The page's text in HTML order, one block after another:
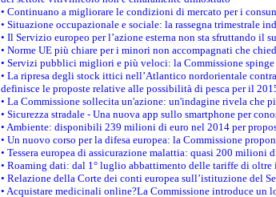
• Continuano a migliorare le condizioni di mercato per i
• Situazione occupazionale e sociale: la rassegna trimestrale
• Il Servizio europeo per l’azione esterna non sta sfruttando il
• Norme UE più chiare per i minori non accompagnati che
• Servizi pubblici migliori e più veloci: la Commissione
• La ripresa degli stock ittici nell’Atlantico nordorientale
definisce le proposte relative alle possibilità di pesca per il
• La Commissione sollecita un'azione: un'indagine rivela
• Sicurezza stradale - Una nuova app sullo smartphone per
• Ambiente: disponibili 239 milioni di euro nel 2014 per
• Un nuovo corso per la difesa europea: la Commissione
• Tessera europea di assicurazione malattia: quasi 200 milioni
• Roaming dati: dal 1° luglio abbattimento delle tariffe di oltre
• Relazione della Corte dei conti europea sull’istituzione del
• Acquistare medicinali online?La Commissione introduce un